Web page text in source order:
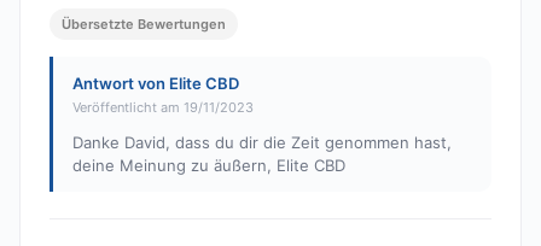
Übersetzte Bewertungen
Antwort von Elite CBD
Veröffentlicht am 19/11/2023
Danke David, dass du dir die Zeit genommen hast,
deine Meinung zu äußern, Elite CBD